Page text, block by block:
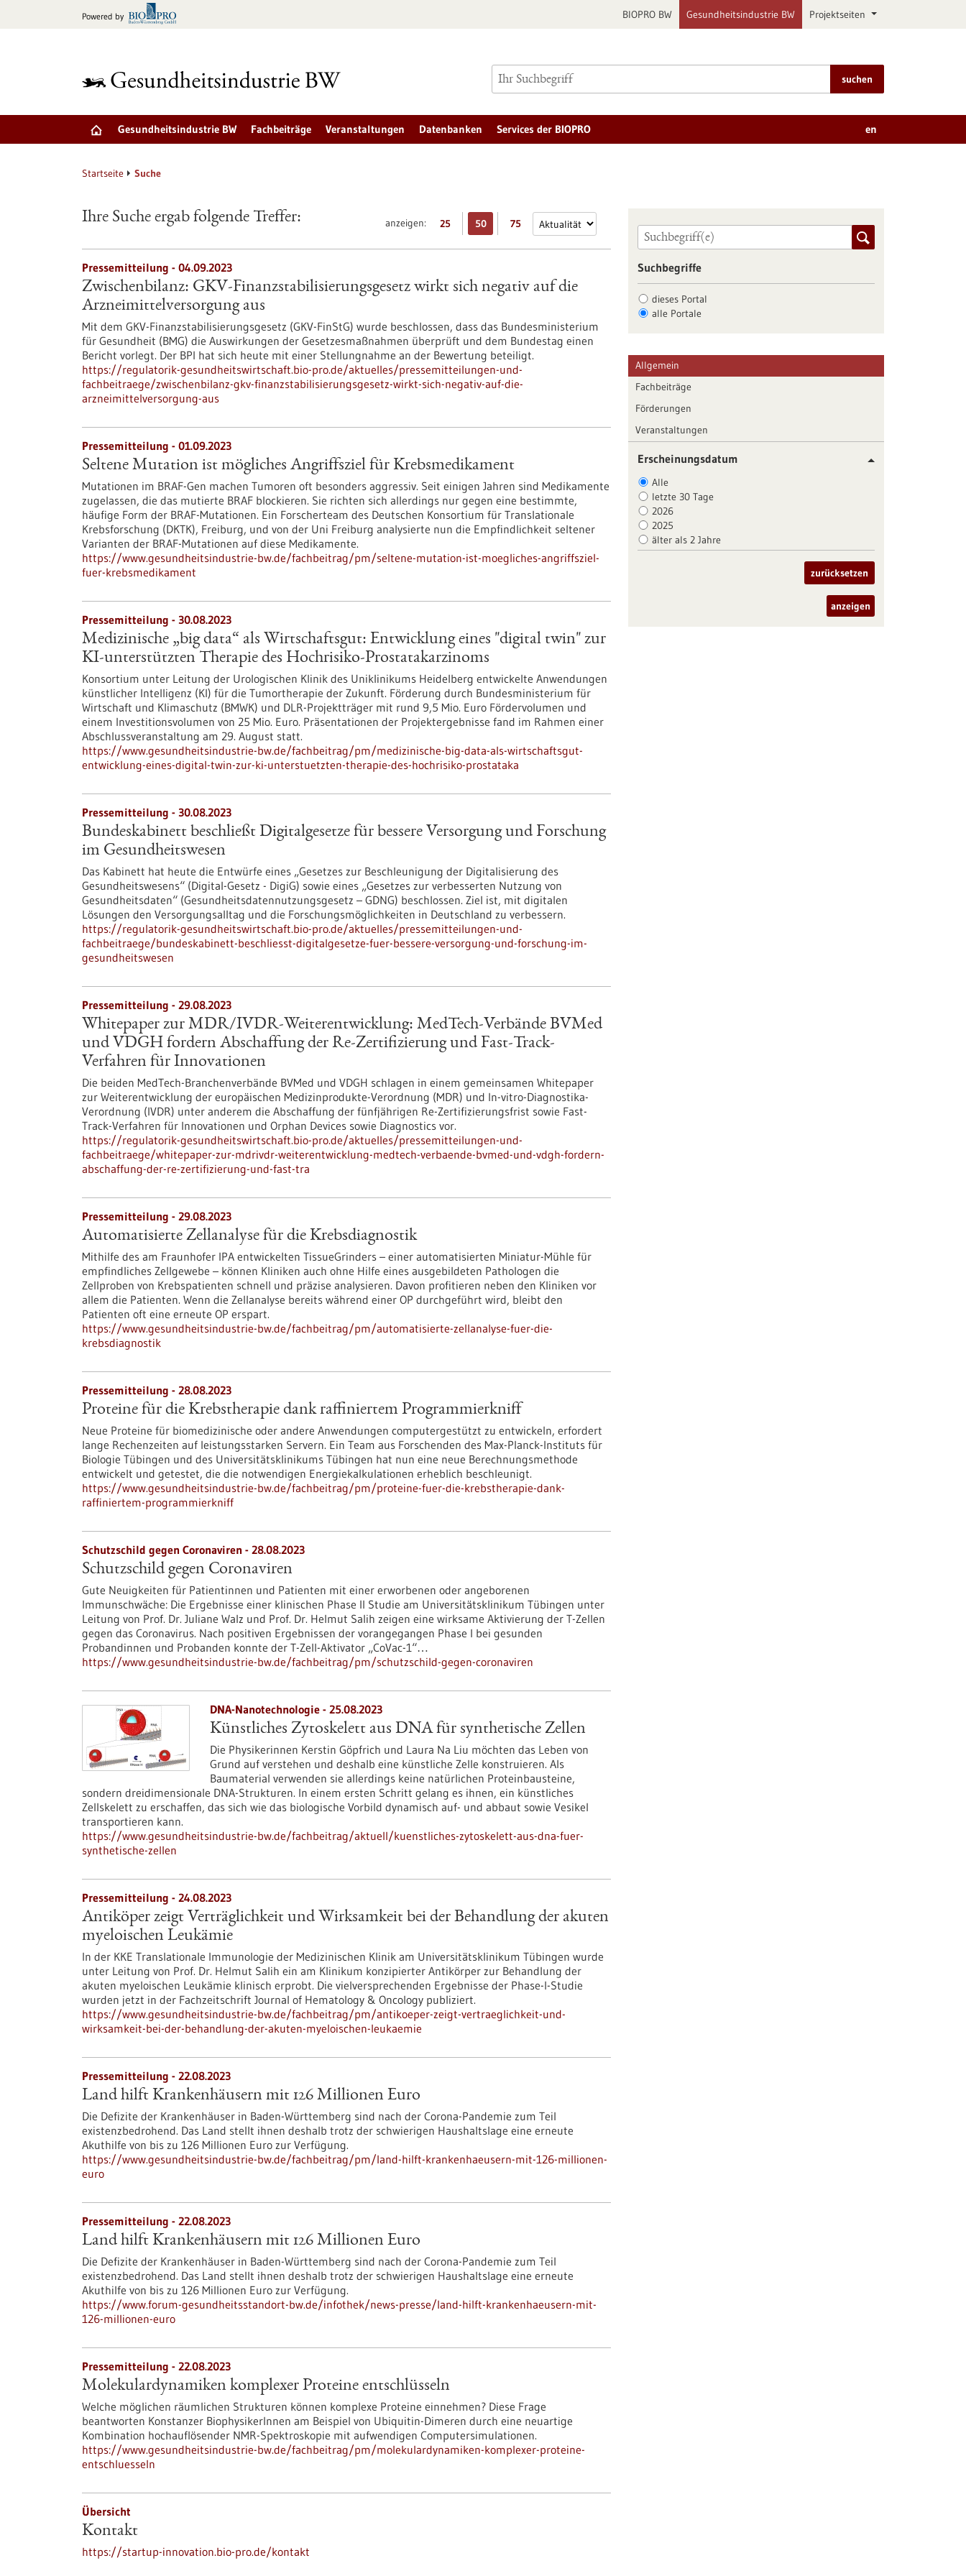
Powered by BIOPRO BW Gesundheitsindustrie BW Projektseiten
suchen
Gesundheitsindustrie BW Fachbeiträge Veranstaltungen Datenbanken Services der BIOPRO en
Startseite Suche
anzeigen: 25 50 75
Ihre Suche ergab folgende Treffer:
Pressemitteilung - 04.09.2023
Zwischenbilanz: GKV-Finanzstabilisierungsgesetz wirkt sich negativ auf die
Arzneimittelversorgung aus
Mit dem GKV-Finanzstabilisierungsgesetz (GKV-FinStG) wurde beschlossen, dass das Bundesministerium
für Gesundheit (BMG) die Auswirkungen der Gesetzesmaßnahmen überprüft und dem Bundestag einen
Bericht vorlegt. Der BPI hat sich heute mit einer Stellungnahme an der Bewertung beteiligt.
https://regulatorik-gesundheitswirtschaft.bio-pro.de/aktuelles/pressemitteilungen-und-
fachbeitraege/zwischenbilanz-gkv-finanzstabilisierungsgesetz-wirkt-sich-negativ-auf-die-
arzneimittelversorgung-aus
Pressemitteilung - 01.09.2023
Seltene Mutation ist mögliches Angriffsziel für Krebsmedikament
Mutationen im BRAF-Gen machen Tumoren oft besonders aggressiv. Seit einigen Jahren sind Medikamente
zugelassen, die das mutierte BRAF blockieren. Sie richten sich allerdings nur gegen eine bestimmte,
häufige Form der BRAF-Mutationen. Ein Forscherteam des Deutschen Konsortium für Translationale
Krebsforschung (DKTK), Freiburg, und von der Uni Freiburg analysierte nun die Empfindlichkeit seltener
Varianten der BRAF-Mutationen auf diese Medikamente.
https://www.gesundheitsindustrie-bw.de/fachbeitrag/pm/seltene-mutation-ist-moegliches-angriffsziel-
fuer-krebsmedikament
Pressemitteilung - 30.08.2023
Medizinische „big data“ als Wirtschaftsgut: Entwicklung eines "digital twin" zur
KI-unterstützten Therapie des Hochrisiko-Prostatakarzinoms
Konsortium unter Leitung der Urologischen Klinik des Uniklinikums Heidelberg entwickelte Anwendungen
künstlicher Intelligenz (KI) für die Tumortherapie der Zukunft. Förderung durch Bundesministerium für
Wirtschaft und Klimaschutz (BMWK) und DLR-Projektträger mit rund 9,5 Mio. Euro Fördervolumen und
einem Investitionsvolumen von 25 Mio. Euro. Präsentationen der Projektergebnisse fand im Rahmen einer
Abschlussveranstaltung am 29. August statt.
https://www.gesundheitsindustrie-bw.de/fachbeitrag/pm/medizinische-big-data-als-wirtschaftsgut-
entwicklung-eines-digital-twin-zur-ki-unterstuetzten-therapie-des-hochrisiko-prostataka
Pressemitteilung - 30.08.2023
Bundeskabinett beschließt Digitalgesetze für bessere Versorgung und Forschung
im Gesundheitswesen
Das Kabinett hat heute die Entwürfe eines „Gesetzes zur Beschleunigung der Digitalisierung des
Gesundheitswesens“ (Digital-Gesetz - DigiG) sowie eines „Gesetzes zur verbesserten Nutzung von
Gesundheitsdaten“ (Gesundheitsdatennutzungsgesetz – GDNG) beschlossen. Ziel ist, mit digitalen
Lösungen den Versorgungsalltag und die Forschungsmöglichkeiten in Deutschland zu verbessern.
https://regulatorik-gesundheitswirtschaft.bio-pro.de/aktuelles/pressemitteilungen-und-
fachbeitraege/bundeskabinett-beschliesst-digitalgesetze-fuer-bessere-versorgung-und-forschung-im-
gesundheitswesen
Pressemitteilung - 29.08.2023
Whitepaper zur MDR/IVDR-Weiterentwicklung: MedTech-Verbände BVMed
und VDGH fordern Abschaffung der Re-Zertifizierung und Fast-Track-
Verfahren für Innovationen
Die beiden MedTech-Branchenverbände BVMed und VDGH schlagen in einem gemeinsamen Whitepaper
zur Weiterentwicklung der europäischen Medizinprodukte-Verordnung (MDR) und In-vitro-Diagnostika-
Verordnung (IVDR) unter anderem die Abschaffung der fünfjährigen Re-Zertifizierungsfrist sowie Fast-
Track-Verfahren für Innovationen und Orphan Devices sowie Diagnostics vor.
https://regulatorik-gesundheitswirtschaft.bio-pro.de/aktuelles/pressemitteilungen-und-
fachbeitraege/whitepaper-zur-mdrivdr-weiterentwicklung-medtech-verbaende-bvmed-und-vdgh-fordern-
abschaffung-der-re-zertifizierung-und-fast-tra
Pressemitteilung - 29.08.2023
Automatisierte Zellanalyse für die Krebsdiagnostik
Mithilfe des am Fraunhofer IPA entwickelten TissueGrinders – einer automatisierten Miniatur-Mühle für
empfindliches Zellgewebe – können Kliniken auch ohne Hilfe eines ausgebildeten Pathologen die
Zellproben von Krebspatienten schnell und präzise analysieren. Davon profitieren neben den Kliniken vor
allem die Patienten. Wenn die Zellanalyse bereits während einer OP durchgeführt wird, bleibt den
Patienten oft eine erneute OP erspart.
https://www.gesundheitsindustrie-bw.de/fachbeitrag/pm/automatisierte-zellanalyse-fuer-die-
krebsdiagnostik
Pressemitteilung - 28.08.2023
Proteine für die Krebstherapie dank raffiniertem Programmierkniff
Neue Proteine für biomedizinische oder andere Anwendungen computergestützt zu entwickeln, erfordert
lange Rechenzeiten auf leistungsstarken Servern. Ein Team aus Forschenden des Max-Planck-Instituts für
Biologie Tübingen und des Universitätsklinikums Tübingen hat nun eine neue Berechnungsmethode
entwickelt und getestet, die die notwendigen Energiekalkulationen erheblich beschleunigt.
https://www.gesundheitsindustrie-bw.de/fachbeitrag/pm/proteine-fuer-die-krebstherapie-dank-
raffiniertem-programmierkniff
Schutzschild gegen Coronaviren - 28.08.2023
Schutzschild gegen Coronaviren
Gute Neuigkeiten für Patientinnen und Patienten mit einer erworbenen oder angeborenen
Immunschwäche: Die Ergebnisse einer klinischen Phase II Studie am Universitätsklinikum Tübingen unter
Leitung von Prof. Dr. Juliane Walz und Prof. Dr. Helmut Salih zeigen eine wirksame Aktivierung der T-Zellen
gegen das Coronavirus. Nach positiven Ergebnissen der vorangegangen Phase I bei gesunden
Probandinnen und Probanden konnte der T-Zell-Aktivator „CoVac-1“…
https://www.gesundheitsindustrie-bw.de/fachbeitrag/pm/schutzschild-gegen-coronaviren
DNA-Nanotechnologie - 25.08.2023
Künstliches Zytoskelett aus DNA für synthetische Zellen
Die Physikerinnen Kerstin Göpfrich und Laura Na Liu möchten das Leben von
Grund auf verstehen und deshalb eine künstliche Zelle konstruieren. Als
Baumaterial verwenden sie allerdings keine natürlichen Proteinbausteine,
sondern dreidimensionale DNA-Strukturen. In einem ersten Schritt gelang es ihnen, ein künstliches
Zellskelett zu erschaffen, das sich wie das biologische Vorbild dynamisch auf- und abbaut sowie Vesikel
transportieren kann.
https://www.gesundheitsindustrie-bw.de/fachbeitrag/aktuell/kuenstliches-zytoskelett-aus-dna-fuer-
synthetische-zellen
Pressemitteilung - 24.08.2023
Antiköper zeigt Verträglichkeit und Wirksamkeit bei der Behandlung der akuten
myeloischen Leukämie
In der KKE Translationale Immunologie der Medizinischen Klinik am Universitätsklinikum Tübingen wurde
unter Leitung von Prof. Dr. Helmut Salih ein am Klinikum konzipierter Antikörper zur Behandlung der
akuten myeloischen Leukämie klinisch erprobt. Die vielversprechenden Ergebnisse der Phase-I-Studie
wurden jetzt in der Fachzeitschrift Journal of Hematology & Oncology publiziert.
https://www.gesundheitsindustrie-bw.de/fachbeitrag/pm/antikoeper-zeigt-vertraeglichkeit-und-
wirksamkeit-bei-der-behandlung-der-akuten-myeloischen-leukaemie
Pressemitteilung - 22.08.2023
Land hilft Krankenhäusern mit 126 Millionen Euro
Die Defizite der Krankenhäuser in Baden-Württemberg sind nach der Corona-Pandemie zum Teil
existenzbedrohend. Das Land stellt ihnen deshalb trotz der schwierigen Haushaltslage eine erneute
Akuthilfe von bis zu 126 Millionen Euro zur Verfügung.
https://www.gesundheitsindustrie-bw.de/fachbeitrag/pm/land-hilft-krankenhaeusern-mit-126-millionen-
euro
Pressemitteilung - 22.08.2023
Land hilft Krankenhäusern mit 126 Millionen Euro
Die Defizite der Krankenhäuser in Baden-Württemberg sind nach der Corona-Pandemie zum Teil
existenzbedrohend. Das Land stellt ihnen deshalb trotz der schwierigen Haushaltslage eine erneute
Akuthilfe von bis zu 126 Millionen Euro zur Verfügung.
https://www.forum-gesundheitsstandort-bw.de/infothek/news-presse/land-hilft-krankenhaeusern-mit-
126-millionen-euro
Pressemitteilung - 22.08.2023
Molekulardynamiken komplexer Proteine entschlüsseln
Welche möglichen räumlichen Strukturen können komplexe Proteine einnehmen? Diese Frage
beantworten Konstanzer BiophysikerInnen am Beispiel von Ubiquitin-Dimeren durch eine neuartige
Kombination hochauflösender NMR-Spektroskopie mit aufwendigen Computersimulationen.
https://www.gesundheitsindustrie-bw.de/fachbeitrag/pm/molekulardynamiken-komplexer-proteine-
entschluesseln
Übersicht
Kontakt
https://startup-innovation.bio-pro.de/kontakt
Suchbegriffe
dieses Portal
alle Portale
Allgemein
Fachbeiträge
Förderungen
Veranstaltungen
Erscheinungsdatum
Alle
letzte 30 Tage
2026
2025
älter als 2 Jahre
zurücksetzen
anzeigen